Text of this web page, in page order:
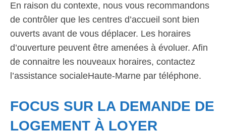
En raison du contexte, nous vous recommandons
de contrôler que les centres d’accueil sont bien
ouverts avant de vous déplacer. Les horaires
d’ouverture peuvent être amenées à évoluer. Afin
de connaitre les nouveaux horaires, contactez
l’assistance socialeHaute-Marne par téléphone.
FOCUS SUR LA DEMANDE DE
LOGEMENT À LOYER